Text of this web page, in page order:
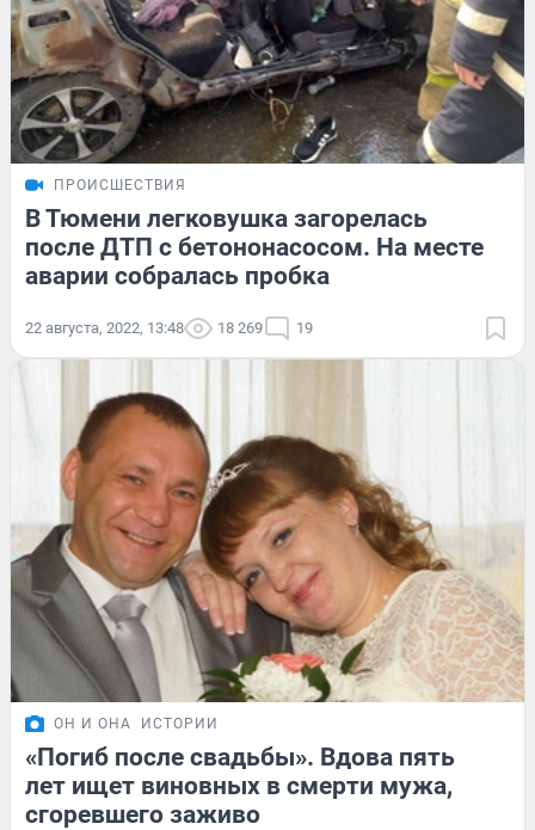
ПРОИСШЕСТВИЯ
В Тюмени легковушка загорелась
после ДТП с бетононасосом. На месте
аварии собралась пробка
22 августа, 2022, 13:48 18 269 19
ОН И ОНА ИСТОРИИ
«Погиб после свадьбы». Вдова пять
лет ищет виновных в смерти мужа,
сгоревшего заживо